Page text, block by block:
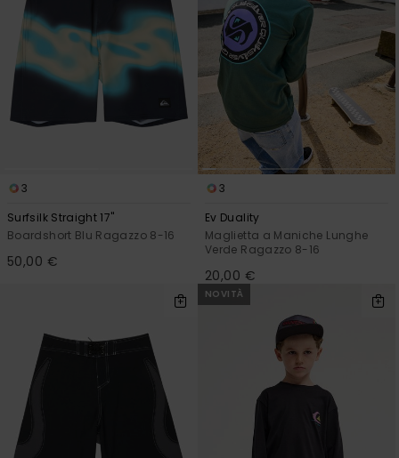
3
Surfsilk Straight 17"
Boardshort Blu Ragazzo 8-16
50,00 €
3
Ev Duality
Maglietta a Maniche Lunghe
Verde Ragazzo 8-16
20,00 €
NOVITÀ